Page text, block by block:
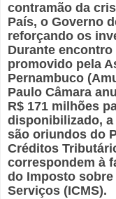
contramão da
País, o Governo
reforçando os
Durante
promovido pela
Pernambuco
Paulo Câmara
R$ 171 milhões
disponibilizado, a
são oriundos do
Créditos
correspondem à
do Imposto
Serviços (ICMS).